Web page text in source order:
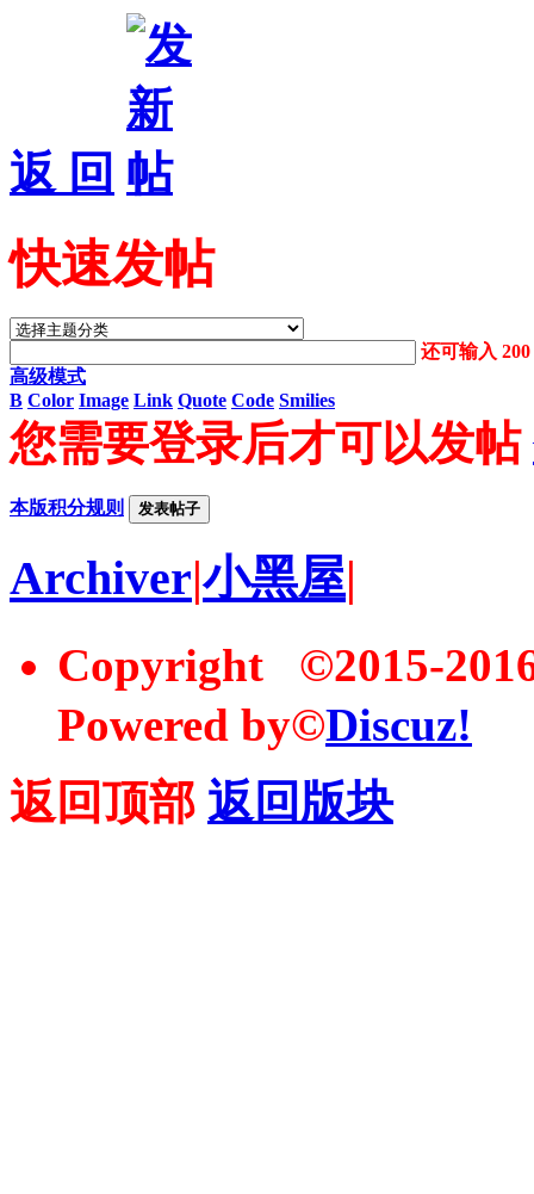
返 回
快速发帖
还可输入200
高级模式
B Color Image Link Quote Code Smilies
您需要登录后才可以发帖
本版积分规则 发表帖子
Archiver|小黑屋|
Copyright ©2015-
Powered by©Discuz!
返回顶部 返回版块